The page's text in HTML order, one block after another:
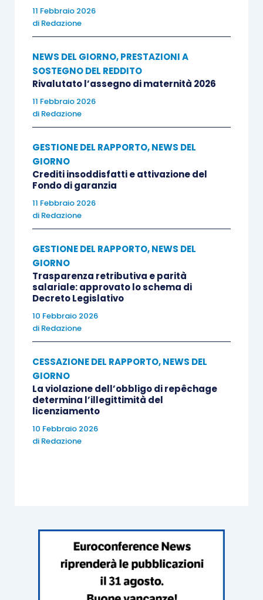
11 Febbraio 2026
di Redazione
NEWS DEL GIORNO,PRESTAZIONI A
SOSTEGNO DEL REDDITO
Rivalutato l’assegno di maternità 2026
11 Febbraio 2026
di Redazione
GESTIONE DEL RAPPORTO,NEWS DEL
GIORNO
Crediti insoddisfatti e attivazione del
Fondo di garanzia
11 Febbraio 2026
di Redazione
GESTIONE DEL RAPPORTO,NEWS DEL
GIORNO
Trasparenza retributiva e parità
salariale: approvato lo schema di
Decreto Legislativo
10 Febbraio 2026
di Redazione
CESSAZIONE DEL RAPPORTO,NEWS DEL
GIORNO
La violazione dell’obbligo di repêchage
determina l’illegittimità del
licenziamento
10 Febbraio 2026
di Redazione